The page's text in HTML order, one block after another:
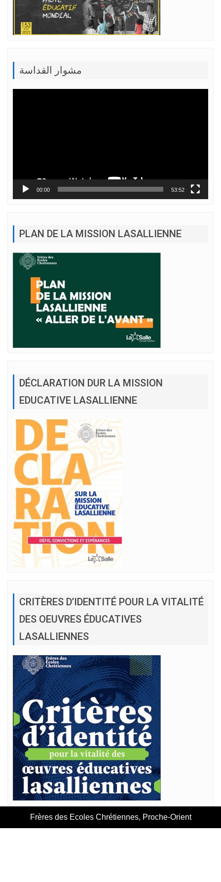
مشوار القداسة
00:00 53:52
PLAN DE LA MISSION LASALLIENNE
DÉCLARATION DUR LA MISSION
EDUCATIVE LASALLIENNE
CRITÈRES D’IDENTITÉ POUR LA VITALITÉ
DES OEUVRES ÉDUCATIVES
LASALLIENNES
Frères des Ecoles Chrétiennes, Proche-Orient